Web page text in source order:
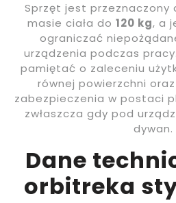
Sprzęt jest przeznaczony
masie ciała do 120 kg, a
ograniczać
urządzenia podczas
pamiętać o zaleceniu
równej powierzchni
zabezpieczenia w postaci
zwłaszcza gdy pod
dywan.
Dane
orbitreka